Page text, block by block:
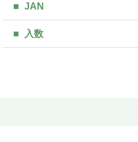
JAN
入数